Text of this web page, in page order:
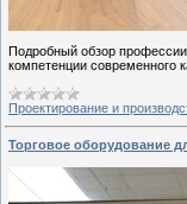
Подробный обзор
компетенции современного
Проектирование и
Торговое оборудование